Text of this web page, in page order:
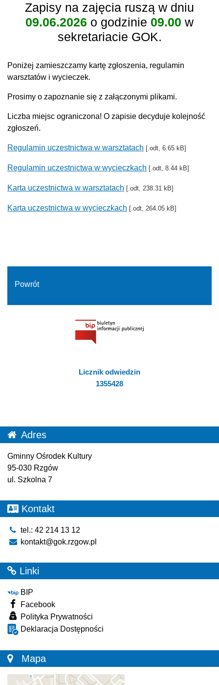
Zapisy na zajęcia ruszą w dniu
09.06.2026 o godzinie 09.00 w
sekretariacie GOK.
Poniżej zamieszczamy kartę zgłoszenia, regulamin
warsztatów i wycieczek.
Prosimy o zapoznanie się z załączonymi plikami.
Liczba miejsc ograniczona! O zapisie decyduje kolejność
zgłoszeń.
Regulamin uczestnictwa w warsztatach [.odt, 6.65 kB]
Regulamin uczestnictwa w wycieczkach [.odt, 8.44 kB]
Karta uczestnictwa w warsztatach [.odt, 238.31 kB]
Karta uczestnictwa w wycieczkach [.odt, 264.05 kB]
Powrót
Licznik odwiedzin
1355428
Adres
Gminny Ośrodek Kultury
95-030 Rzgów
ul. Szkolna 7
Kontakt
tel.: 42 214 13 12
kontakt@gok.rzgow.pl
Linki
BIP
Facebook
Polityka Prywatności
Deklaracja Dostępności
Mapa